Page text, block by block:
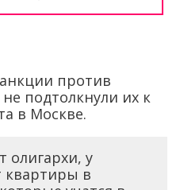
против
подтолкнули их к
в Москве.
олигархи, у
квартиры в